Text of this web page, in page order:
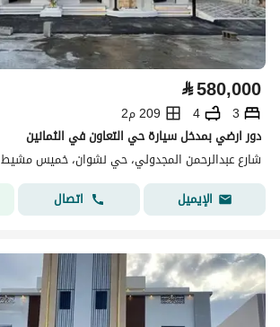
⃁580,000
3
4
209 م2
دور ارضي بمدخل سيارة حي التعاون في الثمانين
شارع عبدالرحمن المجدولي، حي نشوان، خميس مشيط
الإيميل
اتصال